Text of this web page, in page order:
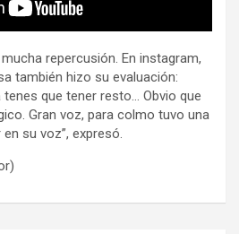
repercusión. En instagram,
también hizo su evaluación:
que tener resto… Obvio que
Gran voz, para colmo tuvo una
su voz”, expresó.